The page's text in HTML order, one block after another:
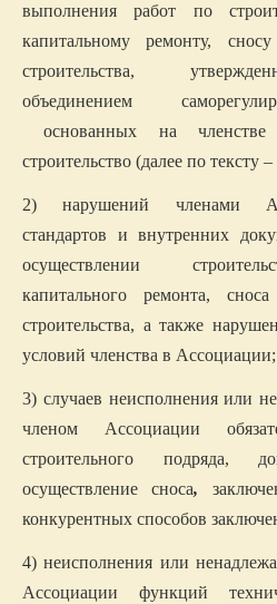
выполнения работ по
капитальному ремонту,
строительства,
объединением
основанных на членстве
строительство (далее по
2) нарушений членами
стандартов и внутренних
осуществлении
капитального ремонта,
строительства, а также
условий членства в Ассоциации;
3) случаев неисполнения или
членом Ассоциации
строительного подряда,
осуществление сноса,
конкурентных способов
4) неисполнения или
Ассоциации функций